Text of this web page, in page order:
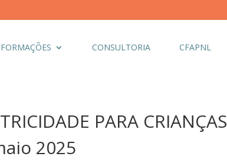
FORMAÇÕES CONSULTORIA CFAPNL
PARA CRIANÇAS
2025